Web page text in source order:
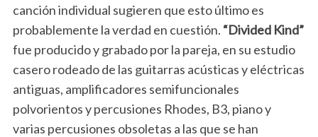
canción individual sugieren que esto último es
probablemente la verdad en cuestión. “Divided Kind”
fue producido y grabado por la pareja, en su estudio
casero rodeado de las guitarras acústicas y eléctricas
antiguas, amplificadores semifuncionales
polvorientos y percusiones Rhodes, B3, piano y
varias percusiones obsoletas a las que se han